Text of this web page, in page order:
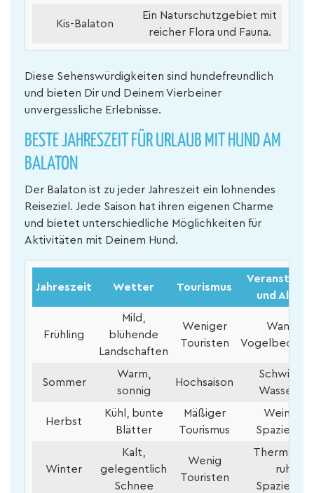
Kis-Balaton
Ein Naturschutzgebiet mit
reicher Flora und Fauna.
Diese Sehenswürdigkeiten sind hundefreundlich
und bieten Dir und Deinem Vierbeiner
unvergessliche Erlebnisse.
BESTE JAHRESZEIT FÜR URLAUB MIT HUND AM
BALATON
Der Balaton ist zu jeder Jahreszeit ein lohnendes
Reiseziel. Jede Saison hat ihren eigenen Charme
und bietet unterschiedliche Möglichkeiten für
Aktivitäten mit Deinem Hund.
Jahreszeit Wetter Tourismus
und
Frühling
Mild,
blühende
Landschaften
Weniger
Touristen
Sommer
Warm,
sonnig
Hochsaison
Herbst
Kühl, bunte
Blätter
Mäßiger
Tourismus
Winter
Kalt,
gelegentlich
Schnee
Wenig
Touristen
ruhige